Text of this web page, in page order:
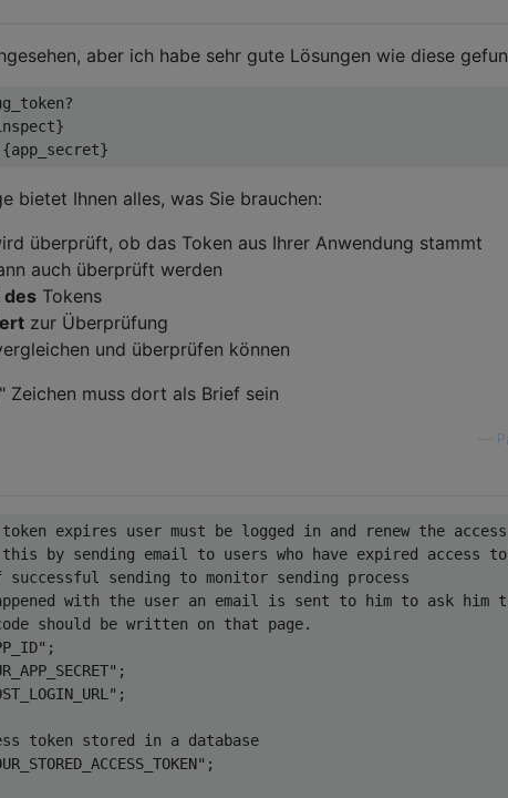
aber ich habe sehr gute Lösungen wie diese
bietet Ihnen alles, was Sie brauchen:
überprüft, ob das Token aus Ihrer Anwendung stammt
auch überprüft werden
des Tokens
zur Überprüfung
und überprüfen können
Zeichen muss dort als Brief sein
expires user must be logged in and renew the
by sending email to users who have expired access
successful sending to monitor sending process
with the user an email is sent to him to ask him
should be written on that page.
token stored in a database